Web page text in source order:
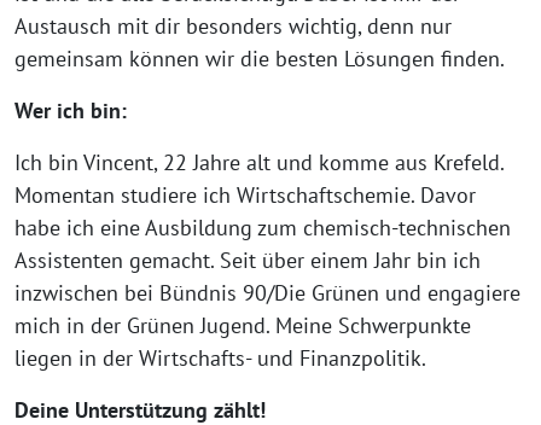
Austausch mit dir besonders wichtig, denn nur
gemeinsam können wir die besten Lösungen finden.
Wer ich bin:
Ich bin Vincent, 22 Jahre alt und komme aus Krefeld.
Momentan studiere ich Wirtschaftschemie. Davor
habe ich eine Ausbildung zum chemisch-technischen
Assistenten gemacht. Seit über einem Jahr bin ich
inzwischen bei Bündnis 90/Die Grünen und engagiere
mich in der Grünen Jugend. Meine Schwerpunkte
liegen in der Wirtschafts- und Finanzpolitik.
Deine Unterstützung zählt!